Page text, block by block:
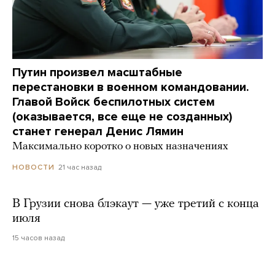
Путин произвел масштабные
перестановки в военном командовании.
Главой Войск беспилотных систем
(оказывается, все еще не созданных)
станет генерал Денис Лямин
Максимально коротко о новых назначениях
НОВОСТИ 21 час назад
В Грузии снова блэкаут — уже третий с конца
июля
15 часов назад